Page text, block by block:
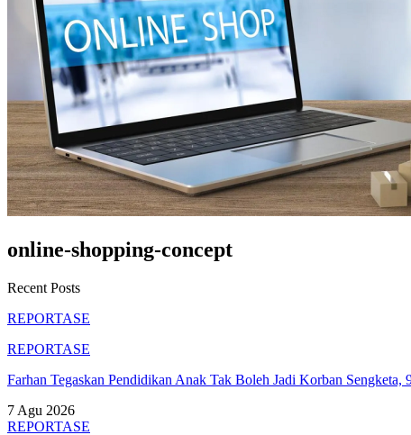
online-shopping-concept
Recent Posts
REPORTASE
REPORTASE
Farhan Tegaskan Pendidikan Anak Tak Boleh Jadi Korban
7 Agu 2026
REPORTASE